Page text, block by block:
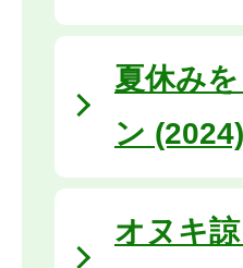
夏休み
ン (2024)
オヌキ